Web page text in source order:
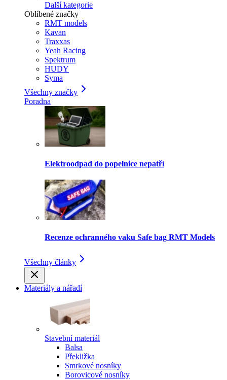
Další kategorie
Oblíbené značky
RMT models
Kavan
Traxxas
Yeah Racing
Spektrum
HUDY
Syma
Všechny značky
Poradna
Elektroodpad do popelnice nepatří
Recenze ochranného vaku Safe bag RMT Models
Všechny články
Materiály a nářadí
Stavební materiál
Balsa
Překližka
Smrkové nosníky
Borovicové nosníky